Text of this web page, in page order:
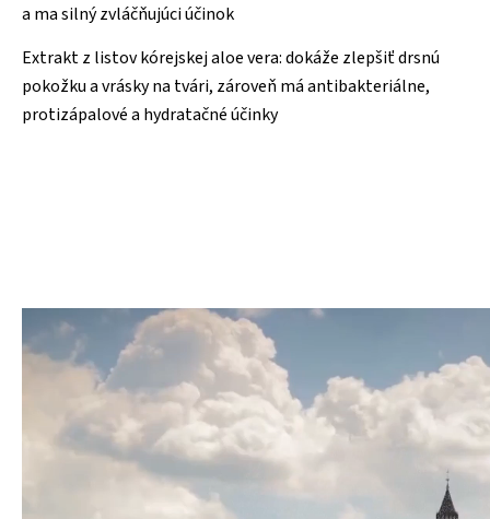
a ma silný zvláčňujúci účinok
Extrakt z listov kórejskej aloe vera: dokáže zlepšiť drsnú
pokožku a vrásky na tvári, zároveň má antibakteriálne,
protizápalové a hydratačné účinky